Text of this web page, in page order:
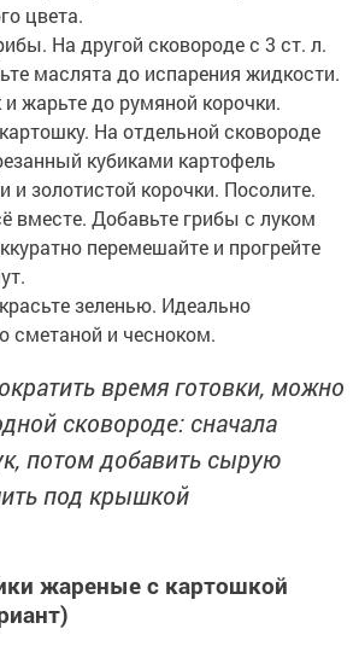
цвета.
На другой сковороде с 3 ст. л.
маслята до испарения жидкости.
и жарьте до румяной корочки.
На отдельной сковороде
кубиками картофель
и золотистой корочки. Посолите.
вместе. Добавьте грибы с луком
перемешайте и прогрейте
зеленью. Идеально
сметаной и чесноком.
время готовки, можно
сковороде: сначала
потом добавить сырую
под крышкой
жареные с картошкой